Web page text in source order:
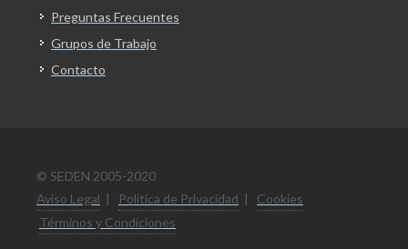
Preguntas Frecuentes
Grupos de Trabajo
Contacto
© SEDEN 2005-2020
Aviso Legal | Politica de Privacidad |
Cookies
Términos y Condiciones